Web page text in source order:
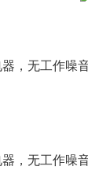
，无工作噪音
，无工作噪音